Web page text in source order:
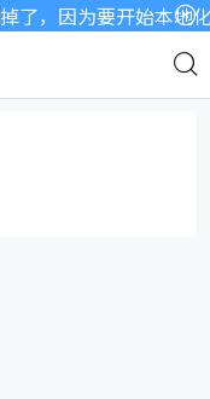
，因为要开始本地